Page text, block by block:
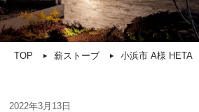
TOP 薪ストーブ 小浜市 A様 HETA
2022年3月13日